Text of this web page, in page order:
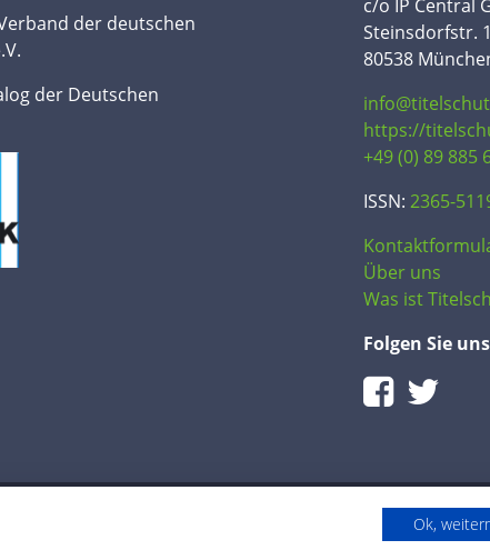
der deutschen
der Deutschen
c/o IP Central
Steinsdorfstr.
80538
https://
+49 (0) 89 885
ISSN: 2365-
Über uns
Was ist
Folgen Sie uns
Ok,